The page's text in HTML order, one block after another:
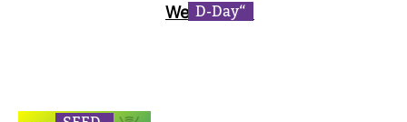
D-Day“
Wei­ter­lesen